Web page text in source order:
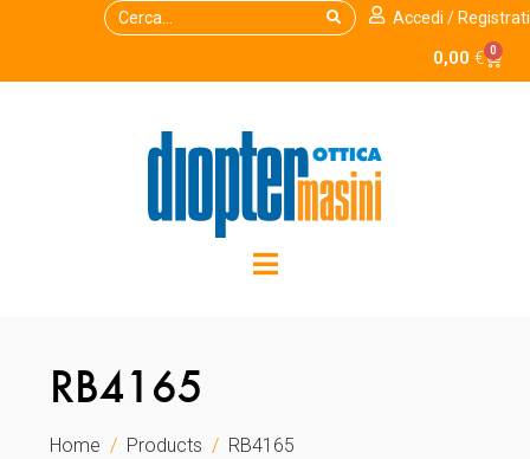
Accedi / Registrati
0,00 € 0
RB4165
Home Products RB4165